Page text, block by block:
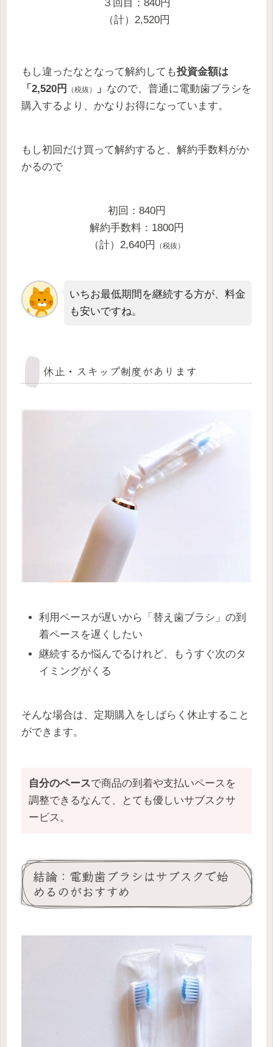
３回目：840円
（計）2,520円
もし違ったなとなって解約しても投資金額は
「2,520円
（税抜） 」 なので、普通に電動歯ブラシを
購入するより、かなりお得になっています。
もし初回だけ買って解約すると、解約手数料がか
かるので
初回：840円
解約手数料：1800円
（計）2,640円
（税抜）
いちお最低期間を継続する方が、料金
も安いですね。
休止・スキップ制度があります
利用ペースが遅いから「替え歯ブラシ」の到
着ペースを遅くしたい
継続するか悩んでるけれど、もうすぐ次のタ
イミングがくる
そんな場合は、定期購入をしばらく休止すること
ができます。
自分のペースで商品の到着や支払いペースを
調整できるなんて、とても優しいサブスクサ
ービス。
結論：電動歯ブラシはサブスクで始
めるのがおすすめ